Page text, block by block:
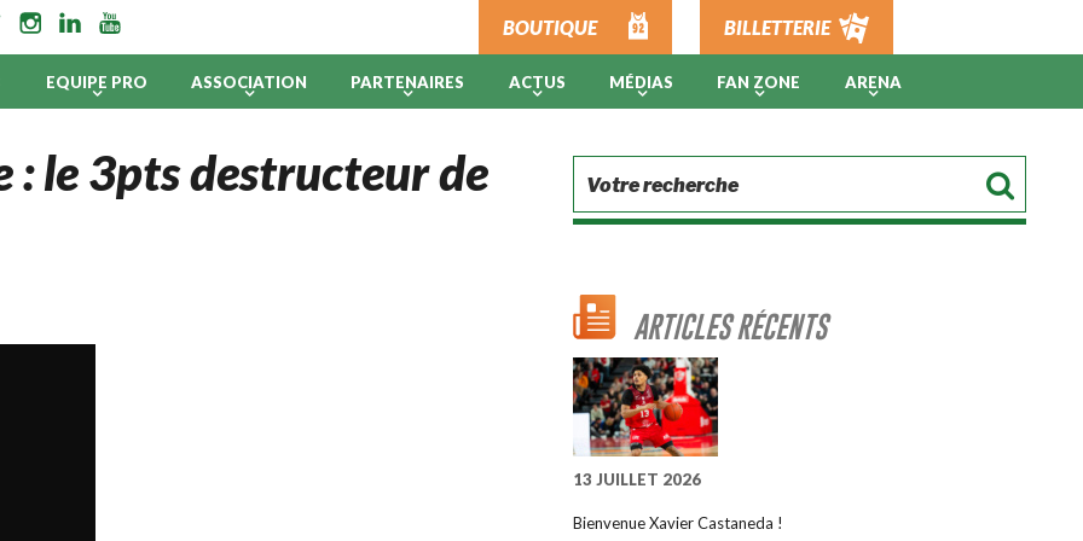
BOUTIQUE BILLETTERIE
EQUIPE PRO ASSOCIATION PARTENAIRES ACTUS MÉDIAS FAN ZONE ARENA
le 3pts destructeur de
ARTICLES RÉCENTS
13 JUILLET 2026
Bienvenue Xavier Castaneda !